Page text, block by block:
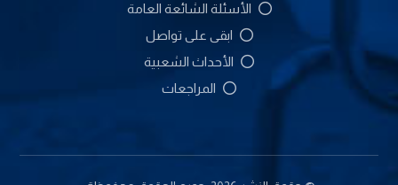
الأسئلة الشائعة العامة
ابقى على تواصل
الأحداث الشعبية
المراجعات